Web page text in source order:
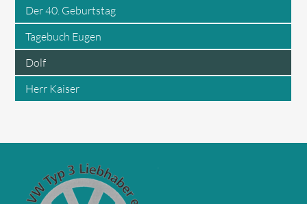
Der 40. Geburtstag
Tagebuch Eugen
Dolf
Herr Kaiser